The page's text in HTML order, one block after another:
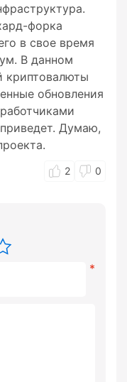
форка
в свое время
В данном
криптовалюты
обновления
Думаю,
2 0